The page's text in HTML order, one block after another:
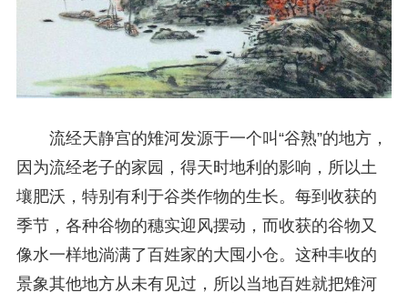
流经天静宫的雉河发源于一个叫“谷熟”的地方，
因为流经老子的家园，得天时地利的影响，所以土
壤肥沃，特别有利于谷类作物的生长。每到收获的
季节，各种谷物的穗实迎风摆动，而收获的谷物又
像水一样地淌满了百姓家的大囤小仓。这种丰收的
景象其他地方从未有见过，所以当地百姓就把雉河